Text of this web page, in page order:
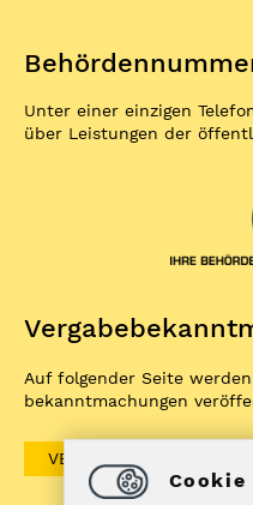
Unter einer einzigen
über Leistungen der
Auf folgender Seite
bekannt­machungen
Cookie